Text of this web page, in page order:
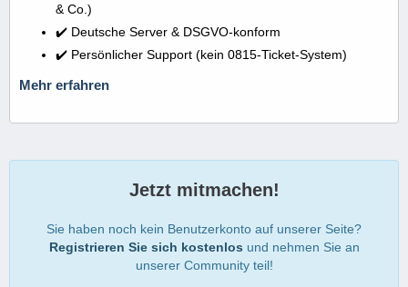
& Co.)
✔️ Deutsche Server & DSGVO-konform
✔️ Persönlicher Support (kein 0815-Ticket-System)
Mehr erfahren
Jetzt mitmachen!
Sie haben noch kein Benutzerkonto auf unserer Seite?
Registrieren Sie sich kostenlos und nehmen Sie an
unserer Community teil!